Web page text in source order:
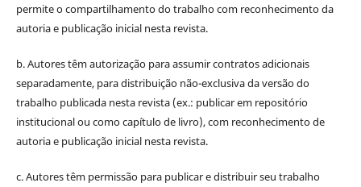
permite o compartilhamento do trabalho com reconhecimento da
autoria e publicação inicial nesta revista.
b. Autores têm autorização para assumir contratos adicionais
separadamente, para distribuição não-exclusiva da versão do
trabalho publicada nesta revista (ex.: publicar em repositório
institucional ou como capítulo de livro), com reconhecimento de
autoria e publicação inicial nesta revista.
c. Autores têm permissão para publicar e distribuir seu trabalho